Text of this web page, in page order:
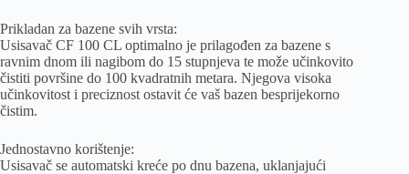
Prikladan za bazene svih vrsta:
Usisavač CF 100 CL optimalno je prilagođen za bazene s
ravnim dnom ili nagibom do 15 stupnjeva te može učinkovito
čistiti površine do 100 kvadratnih metara. Njegova visoka
učinkovitost i preciznost ostavit će vaš bazen besprijekorno
čistim.
Jednostavno korištenje:
Usisavač se automatski kreće po dnu bazena, uklanjajući